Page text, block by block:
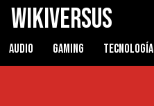
WikiVersus
AUDIO GAMING TECNOLOGÍA